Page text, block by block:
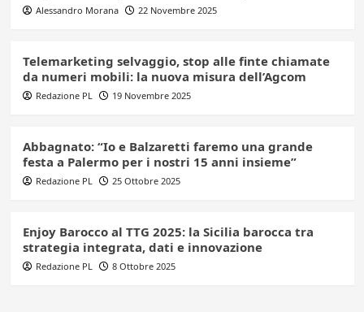
Alessandro Morana 22 Novembre 2025
Telemarketing selvaggio, stop alle finte chiamate
da numeri mobili: la nuova misura dell’Agcom
Redazione PL 19 Novembre 2025
Abbagnato: “Io e Balzaretti faremo una grande
festa a Palermo per i nostri 15 anni insieme”
Redazione PL 25 Ottobre 2025
Enjoy Barocco al TTG 2025: la Sicilia barocca tra
strategia integrata, dati e innovazione
Redazione PL 8 Ottobre 2025